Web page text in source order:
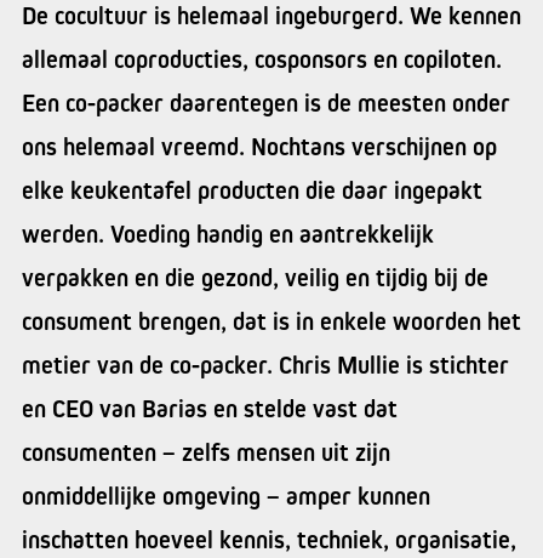
De cocultuur is helemaal ingeburgerd. We kennen
allemaal coproducties, cosponsors en copiloten.
Een co-packer daarentegen is de meesten onder
ons helemaal vreemd. Nochtans verschijnen op
elke keukentafel producten die daar ingepakt
werden. Voeding handig en aantrekkelijk
verpakken en die gezond, veilig en tijdig bij de
consument brengen, dat is in enkele woorden het
metier van de co-packer. Chris Mullie is stichter
en CEO van Barias en stelde vast dat
consumenten – zelfs mensen uit zijn
onmiddellijke omgeving – amper kunnen
inschatten hoeveel kennis, techniek, organisatie,